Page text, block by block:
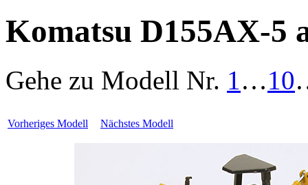
Komatsu D155AX-5
Gehe zu Modell Nr. 1…10
Vorheriges Modell Nächstes Modell